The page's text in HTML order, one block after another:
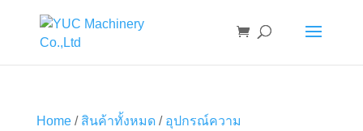
Home/ สินค้าทั้งหมด/ อุปกรณ์ความ